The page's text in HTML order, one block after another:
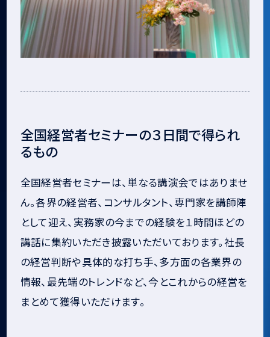
全国経営者セミナーの３日間で得られ
るもの
全国経営者セミナーは、単なる講演会ではありませ
ん。各界の経営者、コンサルタント、専門家を講師陣
として迎え、実務家の今までの経験を１時間ほどの
講話に集約いただき披露いただいております。社長
の経営判断や具体的な打ち手、多方面の各業界の
情報、最先端のトレンドなど、今とこれからの経営を
まとめて獲得いただけます。